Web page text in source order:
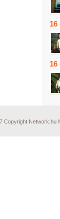
16
16
Copyright Network.hu